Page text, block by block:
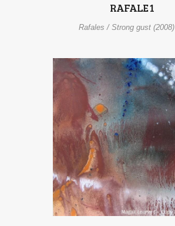
RAFALE 1
Rafales / Strong gust (2008)